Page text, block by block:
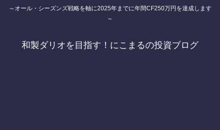
～オール・シーズンズ戦略を軸に2025年までに年間CF250万円を達成します
～
和製ダリオを目指す！にこまるの投資ブログ